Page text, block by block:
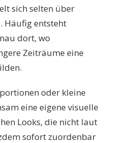
sich selten über
Häufig entsteht
dort, wo
Zeiträume eine
oder kleine
eine eigene visuelle
Looks, die nicht laut
sofort zuordenbar